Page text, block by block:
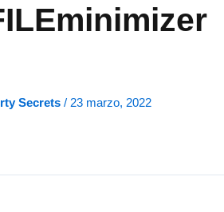
Secrets / 23 marzo, 2022